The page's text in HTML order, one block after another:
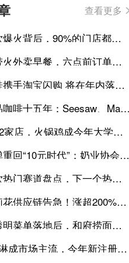
查看更多
火背后，90%的门店都只
表的刻意作秀？
外卖早餐，六点前订单大
巴西比赛成“早餐带货王”
手淘宝闪购 将在年内落地3
啡十五年：Seesaw、Man
为何结出了不同的果
家店，火锅鸡成今年大学城
回“10元时代”；奶业协会称
现回暖迹象
门赛道盘点，下一个热门
供应链告急！涨超200%，
冲破50元一斤
菜单落地后，和府捞面李
未来10年计划
成市场主流，今年新注册相